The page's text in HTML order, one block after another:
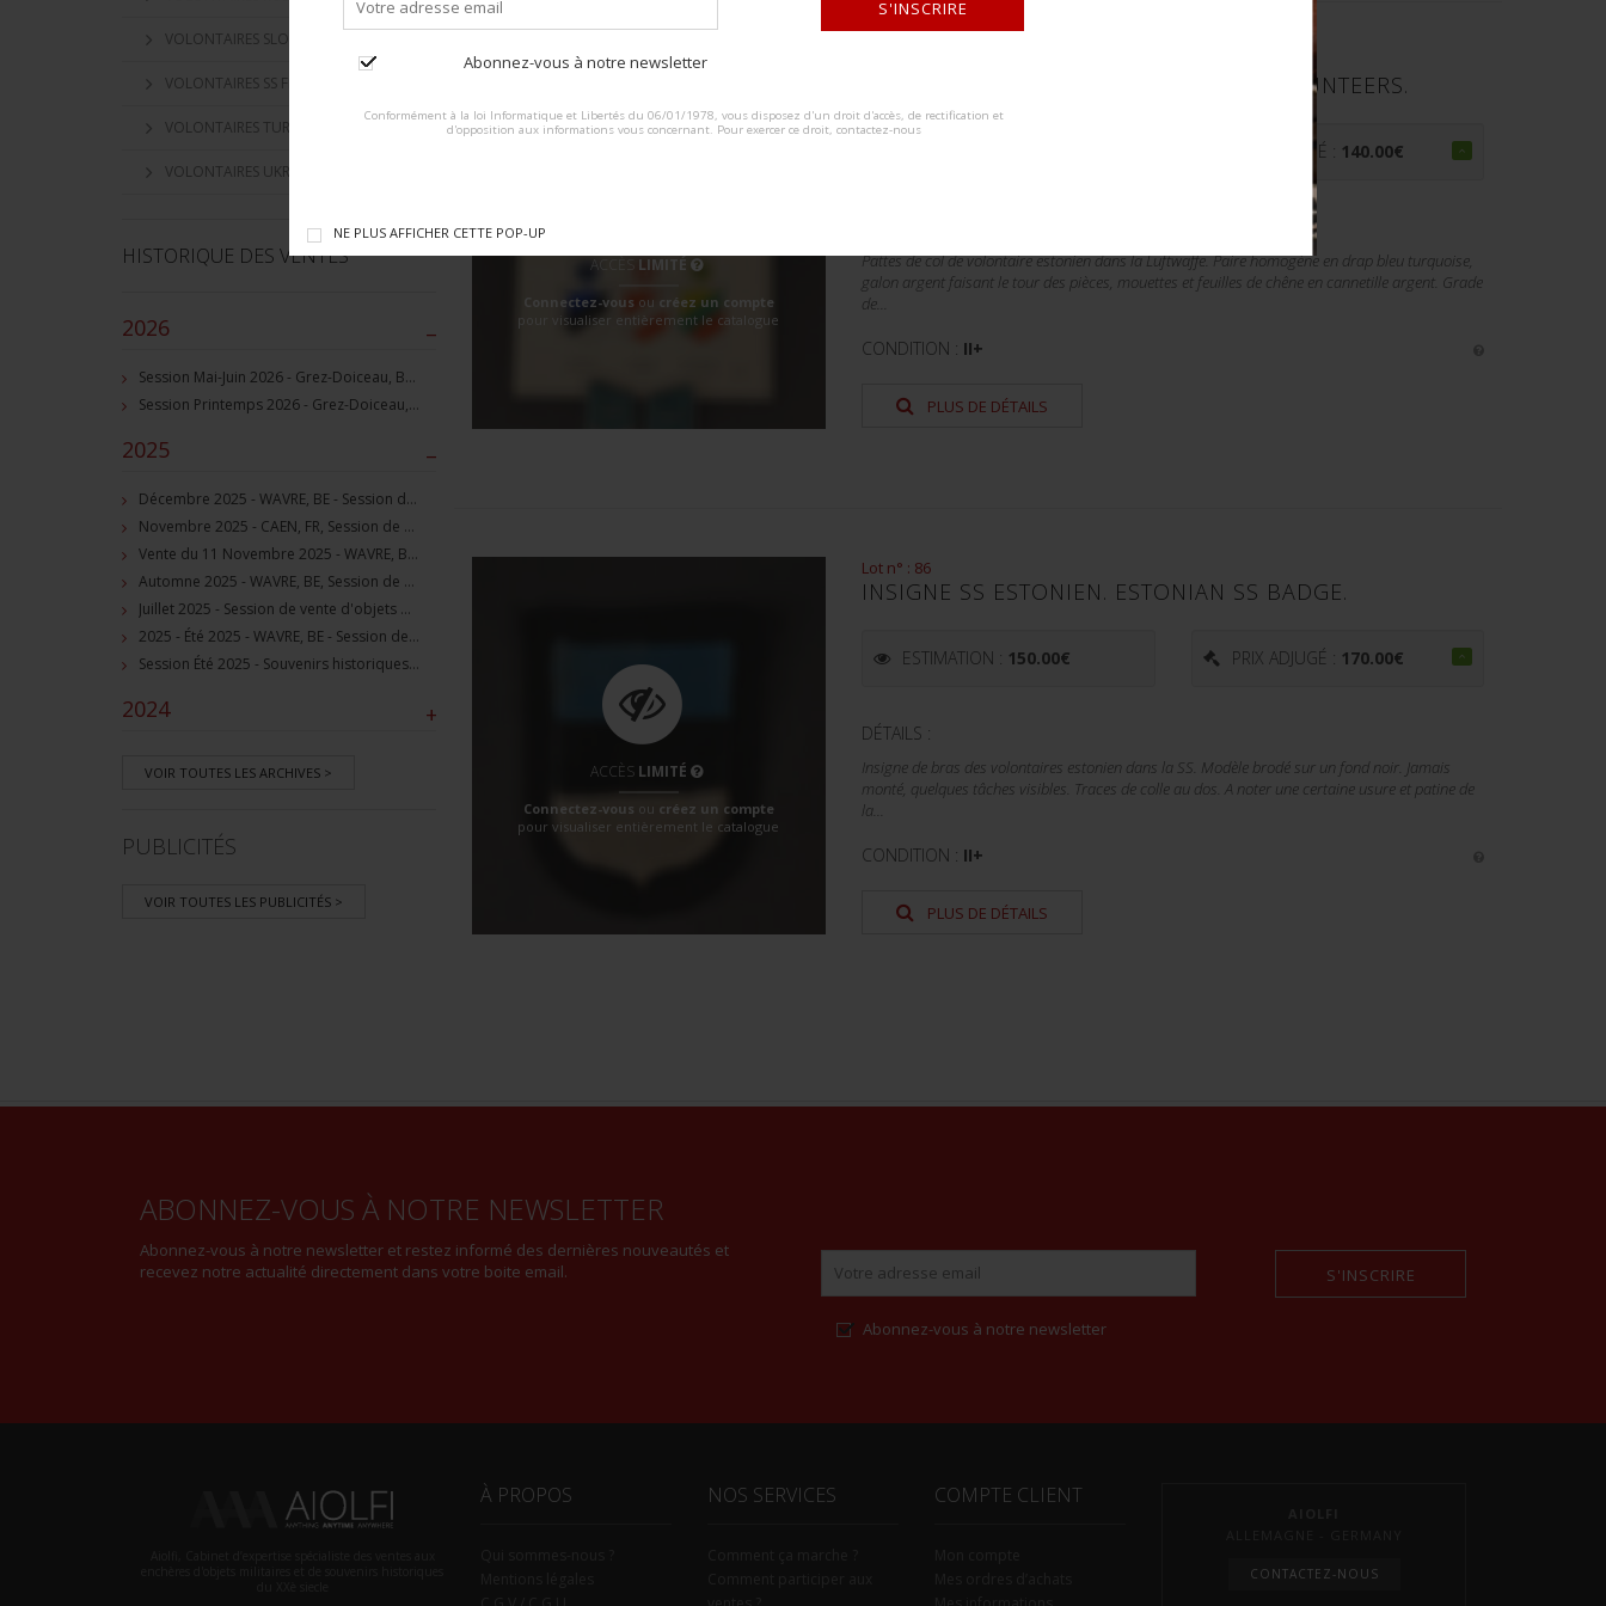
Abonnez-vous à notre newsletter
S'INSCRIRE
Conformément à la loi Informatique et Libertés du 06/01/1978, vous disposez d'un droit d'accès, de rectification et
d'opposition aux informations vous concernant. Pour exercer ce droit, contactez-nous
NE PLUS AFFICHER CETTE POP-UP
ACCÈS LIMITÉ
Connectez-vous ou créez un compte
pour visualiser entièrement le catalogue
VOLONTAIRES ESTONIEN. ESTONIAN VOLUNTEERS.
PRIX ADJUGÉ : 140.00€
Pattes de col de volontaire estonien dans la Luftwaffe. Paire homogène en drap bleu turquoise,
galon argent faisant le tour des pièces, mouettes et feuilles de chêne en cannetille argent. Grade
de...
CONDITION : II+
PLUS DE DÉTAILS
ACCÈS LIMITÉ
Connectez-vous ou créez un compte
pour visualiser entièrement le catalogue
Lot n° : 86
INSIGNE SS ESTONIEN. ESTONIAN SS BADGE.
ESTIMATION : 150.00€ PRIX ADJUGÉ : 170.00€
DÉTAILS :
Insigne de bras des volontaires estonien dans la SS. Modèle brodé sur un fond noir. Jamais
monté, quelques tâches visibles. Traces de colle au dos. A noter une certaine usure et patine de
la...
CONDITION : II+
PLUS DE DÉTAILS
VOLONTAIRES SLOVAQUES
VOLONTAIRES SS FLAMAND
VOLONTAIRES TURKISTAN
VOLONTAIRES UKRAINIEN
HISTORIQUE DES VENTES
–
2026
Session Mai-Juin 2026 - Grez-Doiceau, BE - Session de vente d'objets militaire et souvenirs historiques
Session Printemps 2026 - Grez-Doiceau, BE - Session de vente d'objets militaire et souvenirs historiques
–
2025
Décembre 2025 - WAVRE, BE - Session de vente d'objets militaire et souvenirs historiques
Novembre 2025 - CAEN, FR, Session de vente d'objets et souvenirs militaires
Vente du 11 Novembre 2025 - WAVRE, BE, avec Militaria Auction
Automne 2025 - WAVRE, BE, Session de vente d'objets militaire et souvenirs historiques
Juillet 2025 - Session de vente d'objets militaire et historiques, Wavre, BE
2025 - Été 2025 - WAVRE, BE - Session de vente d'objets militaire et souvenirs historiques
Session Été 2025 - Souvenirs historiques et militaires
+
2024
VOIR TOUTES LES ARCHIVES >
PUBLICITÉS
VOIR TOUTES LES PUBLICITÉS >
ABONNEZ-VOUS À NOTRE NEWSLETTER
Abonnez-vous à notre newsletter et restez informé des dernières nouveautés et
recevez notre actualité directement dans votre boite email.
Abonnez-vous à notre newsletter
S'INSCRIRE
À PROPOS NOS SERVICES COMPTE CLIENT
CONTACTEZ-NOUS